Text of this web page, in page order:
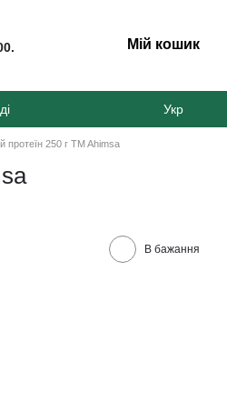
Мій кошик
Укр
протеїн 250 г TM Ahimsa
В бажання